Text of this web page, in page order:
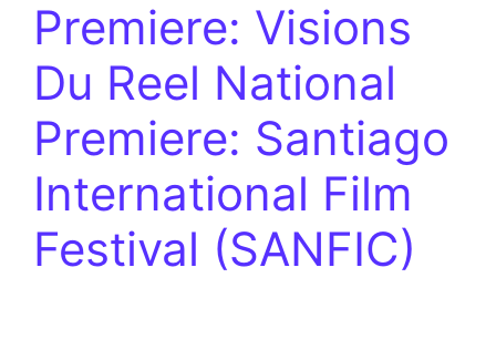
Premiere: Visions
Du Reel National
Premiere: Santiago
International Film
Festival (SANFIC)